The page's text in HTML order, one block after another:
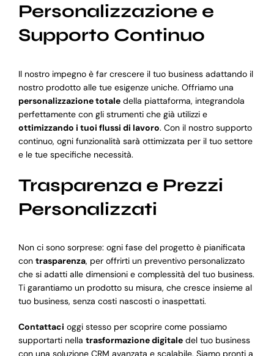
Personalizzazione e
Supporto Continuo
Il nostro impegno è far crescere il tuo business adattando il
nostro prodotto alle tue esigenze uniche. Offriamo una
personalizzazione totaledella piattaforma, integrandola
perfettamente con gli strumenti che già utilizzi e
ottimizzando i tuoi flussi di lavoro. Con il nostro supporto
continuo, ogni funzionalità sarà ottimizzata per il tuo settore
e le tue specifiche necessità.
Trasparenza e Prezzi
Personalizzati
Non ci sono sorprese: ogni fase del progetto è pianificata
con trasparenza, per offrirti un preventivo personalizzato
che si adatti alle dimensioni e complessità del tuo business.
Ti garantiamo un prodotto su misura, che cresce insieme al
tuo business, senza costi nascosti o inaspettati.
Contattaci oggi stesso per scoprire come possiamo
supportarti nella trasformazione digitaledel tuo business
con una soluzione CRM avanzata e scalabile. Siamo pronti a